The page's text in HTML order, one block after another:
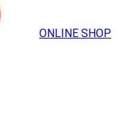
ONLINE SHOP